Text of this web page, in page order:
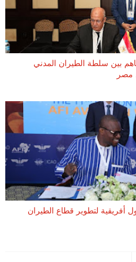
بين سلطة الطيران المدني
مصر
أفريقية لتطوير قطاع الطيران